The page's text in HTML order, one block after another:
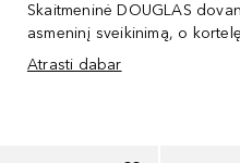
Skaitmeninė DOUGLAS
asmeninį sveikinimą, o
Atrasti dabar